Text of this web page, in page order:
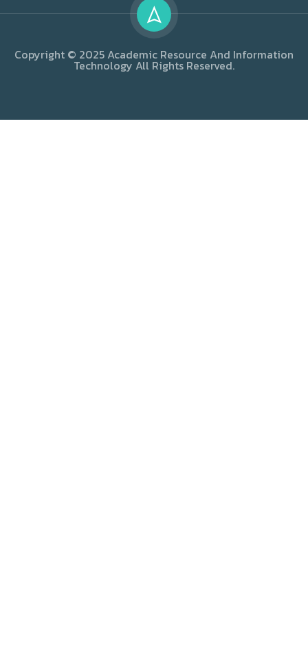
Copyright © 2025 Academic Resource And Information
Technology All Rights Reserved.